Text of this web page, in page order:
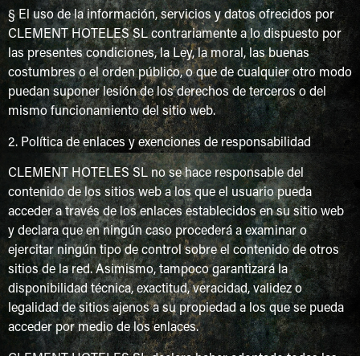
§ El uso de la información, servicios y datos ofrecidos por
CLEMENT HOTELES SL contrariamente a lo dispuesto por
las presentes condiciones, la Ley, la moral, las buenas
costumbres o el orden público, o que de cualquier otro modo
puedan suponer lesión de los derechos de terceros o del
mismo funcionamiento del sitio web.
2. Política de enlaces y exenciones de responsabilidad
CLEMENT HOTELES SL no se hace responsable del
contenido de los sitios web a los que el usuario pueda
acceder a través de los enlaces establecidos en su sitio web
y declara que en ningún caso procederá a examinar o
ejercitar ningún tipo de control sobre el contenido de otros
sitios de la red. Asimismo, tampoco garantizará la
disponibilidad técnica, exactitud, veracidad, validez o
legalidad de sitios ajenos a su propiedad a los que se pueda
acceder por medio de los enlaces.